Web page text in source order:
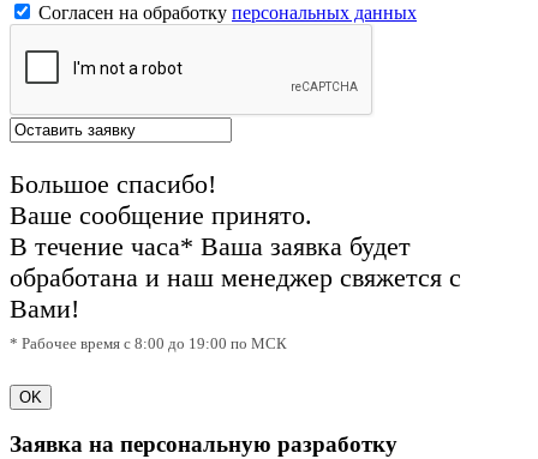
Согласен на обработку персональных данных
Большое спасибо!
Ваше сообщение принято.
В течение часа* Ваша заявка будет
обработана и наш менеджер свяжется с
Вами!
* Рабочее время с 8:00 до 19:00 по МСК
OK
Заявка на персональную разработку